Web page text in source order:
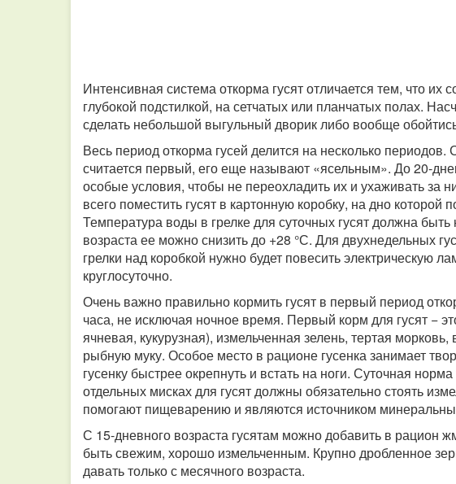
Интенсивная система откорма гусят отличается тем, что
глубокой подстилкой, на сетчатых или планчатых полах.
сделать небольшой выгульный дворик либо вообще
Весь период откорма гусей делится на несколько
считается первый, его еще называют «ясельным». До 20-
особые условия, чтобы не переохладить их и ухаживать за
всего поместить гусят в картонную коробку, на дно которой
Температура воды в грелке для суточных гусят должна
возраста ее можно снизить до +28 °С. Для двухнедельных
грелки над коробкой нужно будет повесить электрическую
круглосуточно.
Очень важно правильно кормить гусят в первый период
часа, не исключая ночное время. Первый корм для гусят −
ячневая, кукурузная), измельченная зелень, тертая
рыбную муку. Особое место в рационе гусенка занимает
гусенку быстрее окрепнуть и встать на ноги. Суточная
отдельных мисках для гусят должны обязательно стоять
помогают пищеварению и являются источником
С 15-дневного возраста гусятам можно добавить в рацион
быть свежим, хорошо измельченным. Крупно дробленное
давать только с месячного возраста.